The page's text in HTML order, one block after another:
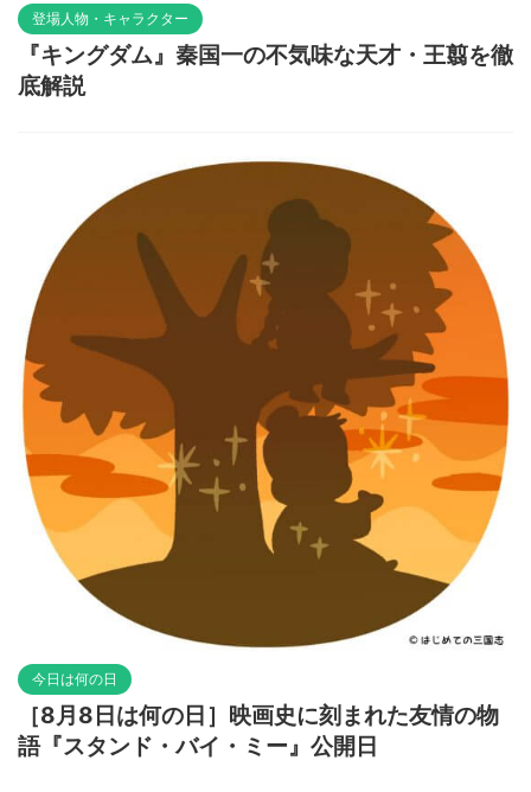
登場人物・キャラクター
『キングダム』秦国一の不気味な天才・王翦を徹
底解説
今日は何の日
［8月8日は何の日］映画史に刻まれた友情の物
語『スタンド・バイ・ミー』公開日